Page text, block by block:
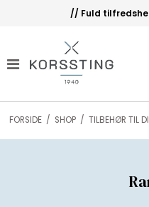
// Fuld
FORSIDE / SHOP / TILBEHØR TIL